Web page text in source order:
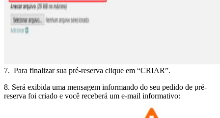
7. Para finalizar sua pré-reserva clique em “CRIAR”.
8. Será exibida uma mensagem informando do seu pedido de pré-
reserva foi criado e você receberá um e-mail informativo: